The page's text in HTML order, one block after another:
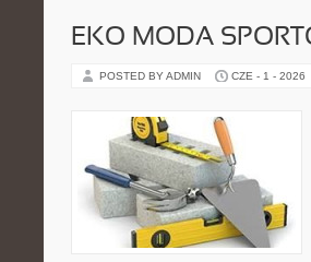
EKO MODA
POSTED BY ADMIN CZE - 1 - 2026